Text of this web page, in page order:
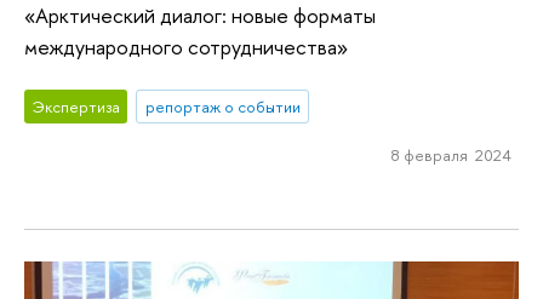
«Арктический диалог: новые форматы
международного сотрудничества»
Экспертиза репортаж о событии
8 февраля 2024